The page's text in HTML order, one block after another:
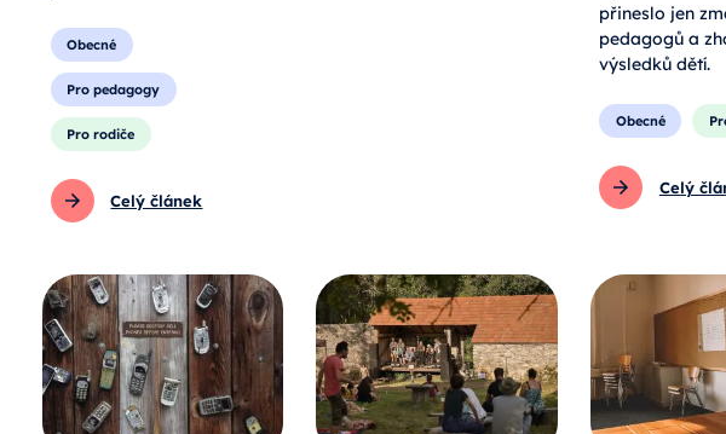
Obecné
Pro pedagogy
Pro rodiče
Celý článek
přineslo jen
pedagogů a
výsledků dětí.
Obecné
Celý